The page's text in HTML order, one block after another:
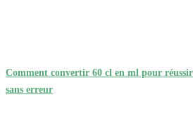
Comment convertir 60 cl en ml pour réussir
sans erreur